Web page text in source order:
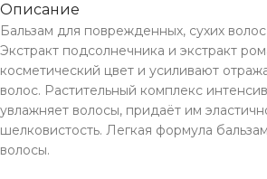
Описание
Бальзам для поврежденных, сухих
Экстракт подсолнечника и экстракт
косметический цвет и усиливают
волос. Растительный комплекс
увлажняет волосы, придаёт им
шелковистость. Легкая формула
волосы.